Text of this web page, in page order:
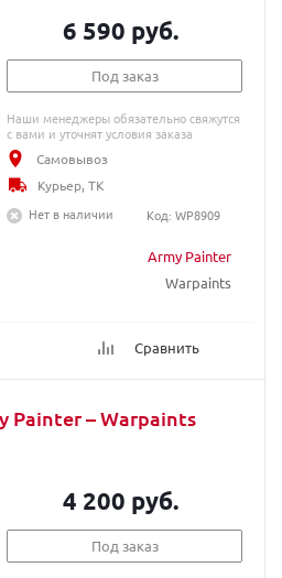
Army Painter
Warpaints
Сравнить
6 590 руб.
Под заказ
Наши менеджеры обязательно свяжутся
с вами и уточнят условия заказа
Самовывоз
Курьер, ТК
Нет в наличии
Код: WP8909
Painter – Warpaints
4 200 руб.
Под заказ